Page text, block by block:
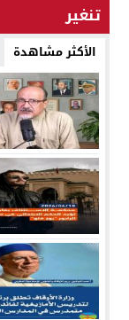
تنغير
الأكثر مشاهدة